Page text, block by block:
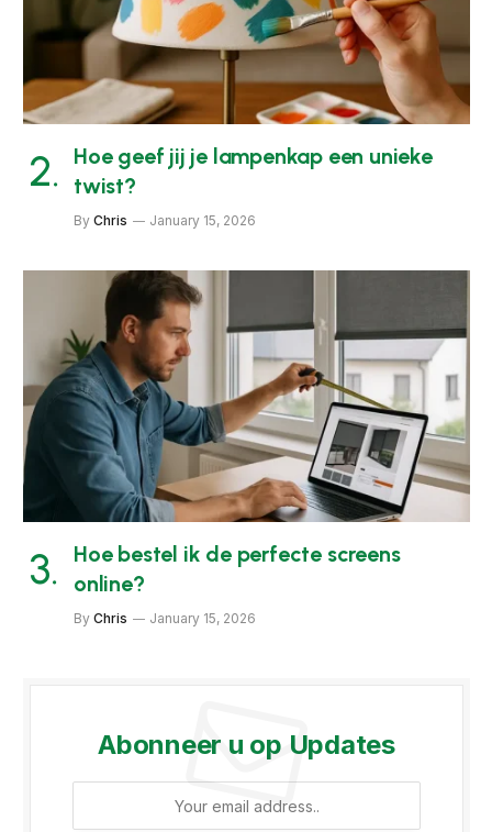
Hoe geef jij je lampenkap een unieke
twist?
By Chris January 15, 2026
Hoe bestel ik de perfecte screens
online?
By Chris January 15, 2026
Abonneer u op Updates